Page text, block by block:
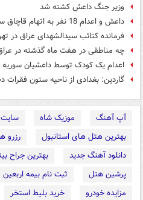
وزیر جنگ داعش کشته شد
داعش و اعدام 18 نفر به اتهام قاچاق سوخت
فرمانده کتائب سیدالشهدای عراق در
چه مناطقی در هفت ماه گذشته در
اعدام یک کودک توسط داعشیان سوریه
گاردین: بغدادی از ناحیه ستون
آپ آهنگ موزیک شاه
سایت
بهترین هتل های استانبول
رزرو
دانلود آهنگ جدید
بهترین جراح
پرشین هتل
ثبت نام بیمه اربعین
مزایده خودرو
خرید بلیط استخر